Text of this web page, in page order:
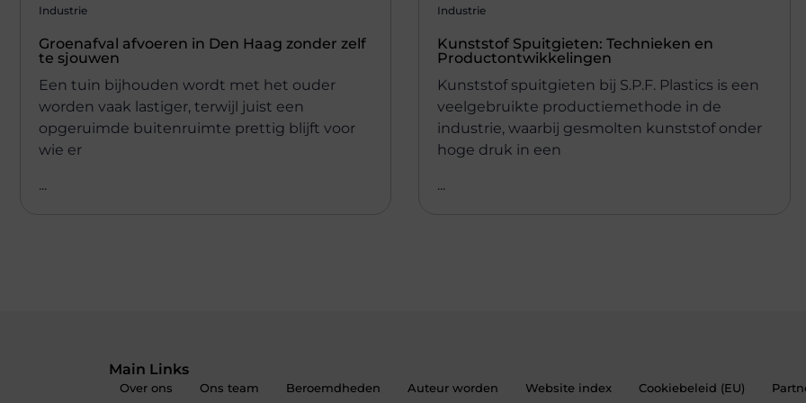
Industrie
Groenafval afvoeren in Den Haag zonder zelf
te sjouwen
Een tuin bijhouden wordt met het ouder
worden vaak lastiger, terwijl juist een
opgeruimde buitenruimte prettig blijft voor
wie er
...
Industrie
Kunststof Spuitgieten: Technieken en
Productontwikkelingen
Kunststof spuitgieten bij S.P.F. Plastics is een
veelgebruikte productiemethode in de
industrie, waarbij gesmolten kunststof onder
hoge druk in een
...
Main Links
Over ons Ons team Beroemdheden Auteur worden Website index Cookiebeleid (EU)